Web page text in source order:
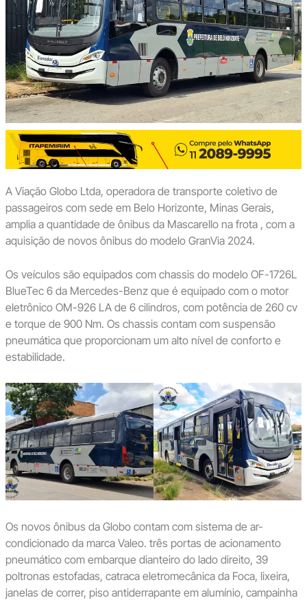
A Viação Globo Ltda, operadora de transporte coletivo de
passageiros com sede em Belo Horizonte, Minas Gerais,
amplia a quantidade de ônibus da Mascarello na frota , com a
aquisição de novos ônibus do modelo GranVia 2024.
Os veículos são equipados com chassis do modelo OF-1726L
BlueTec 6 da Mercedes-Benz que é equipado com o motor
eletrônico OM-926 LA de 6 cilindros, com potência de 260 cv
e torque de 900 Nm. Os chassis contam com suspensão
pneumática que proporcionam um alto nível de conforto e
estabilidade.
Os novos ônibus da Globo contam com sistema de ar-
condicionado da marca Valeo. três portas de acionamento
pneumático com embarque dianteiro do lado direito, 39
poltronas estofadas, catraca eletromecânica da Foca, lixeira,
janelas de correr, piso antiderrapante em alumínio, campainha